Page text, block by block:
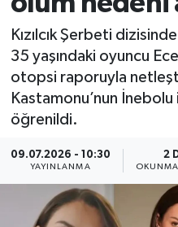
Kızılcık Şerbeti
35 yaşındaki oyuncu
otopsi raporuyla
Kastamonu’nun İnebolu
öğrenildi.
09.07.2026 - 10:30
YAYINLANMA
2
OKUNMA
Azdavay Haberleri
Bozkurt Haberleri
Çatalzeytin
Devrekani Haberleri